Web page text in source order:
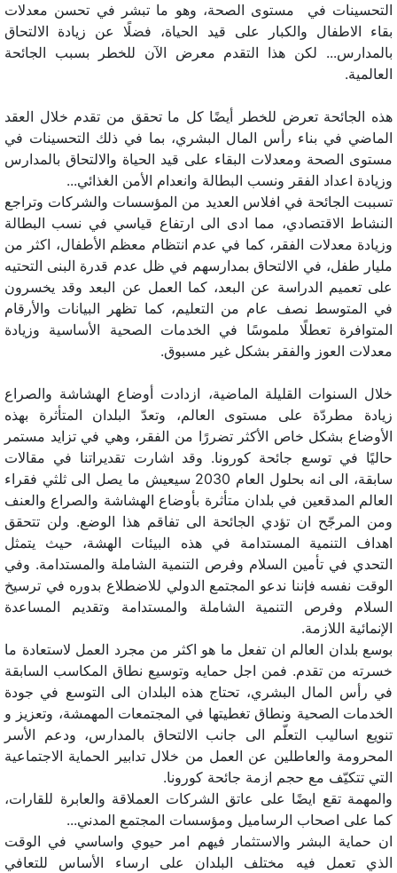
التحسينات في مستوى الصحة، وهو ما تبشر في تحسن معدلات
بقاء الاطفال والكبار على قيد الحياة، فضلًا عن زيادة الالتحاق
بالمدارس... لكن هذا التقدم معرض الآن للخطر بسبب الجائحة
العالمية.
هذه الجائحة تعرض للخطر أيضًا كل ما تحقق من تقدم خلال العقد
الماضي في بناء رأس المال البشري، بما في ذلك التحسينات في
مستوى الصحة ومعدلات البقاء على قيد الحياة والالتحاق بالمدارس
وزيادة اعداد الفقر ونسب البطالة وانعدام الأمن الغذائي...
تسببت الجائحة في افلاس العديد من المؤسسات والشركات وتراجع
النشاط الاقتصادي، مما ادى الى ارتفاع قياسي في نسب البطالة
وزيادة معدلات الفقر، كما في عدم انتظام معظم الأطفال، اكثر من
مليار طفل، في الالتحاق بمدارسهم في ظل عدم قدرة البنى التحتيه
على تعميم الدراسة عن البعد، كما العمل عن البعد وقد يخسرون
في المتوسط نصف عام من التعليم، كما تظهر البيانات والأرقام
المتوافرة تعطلًا ملموسًا في الخدمات الصحية الأساسية وزيادة
معدلات العوز والفقر بشكل غير مسبوق.
خلال السنوات القليلة الماضية، ازدادت أوضاع الهشاشة والصراع
زيادة مطردّة على مستوى العالم، وتعدّ البلدان المتأثرة بهذه
الأوضاع بشكل خاص الأكثر تضررًا من الفقر، وهي في تزايد مستمر
حاليًا في توسع جائحة كورونا. وقد اشارت تقديراتنا في مقالات
سابقة، الى انه بحلول العام 2030 سيعيش ما يصل الى ثلثي فقراء
العالم المدقعين في بلدان متأثرة بأوضاع الهشاشة والصراع والعنف
ومن المرجّح ان تؤدي الجائحة الى تفاقم هذا الوضع. ولن تتحقق
اهداف التنمية المستدامة في هذه البيئات الهشة، حيث يتمثل
التحدي في تأمين السلام وفرص التنمية الشاملة والمستدامة. وفي
الوقت نفسه فإننا ندعو المجتمع الدولي للاضطلاع بدوره في ترسيخ
السلام وفرص التنمية الشاملة والمستدامة وتقديم المساعدة
الإنمائية اللازمة.
بوسع بلدان العالم ان تفعل ما هو اكثر من مجرد العمل لاستعادة ما
خسرته من تقدم. فمن اجل حمايه وتوسيع نطاق المكاسب السابقة
في رأس المال البشري، تحتاج هذه البلدان الى التوسع في جودة
الخدمات الصحية ونطاق تغطيتها في المجتمعات المهمشة، وتعزيز و
تنويع اساليب التعلّم الى جانب الالتحاق بالمدارس، ودعم الأسر
المحرومة والعاطلين عن العمل من خلال تدابير الحماية الاجتماعية
التي تتكيّف مع حجم ازمة جائحة كورونا.
والمهمة تقع ايضًا على عاتق الشركات العملاقة والعابرة للقارات،
كما على اصحاب الرساميل ومؤسسات المجتمع المدني...
ان حماية البشر والاستثمار فيهم امر حيوي واساسي في الوقت
الذي تعمل فيه مختلف البلدان على ارساء الأساس للتعافي